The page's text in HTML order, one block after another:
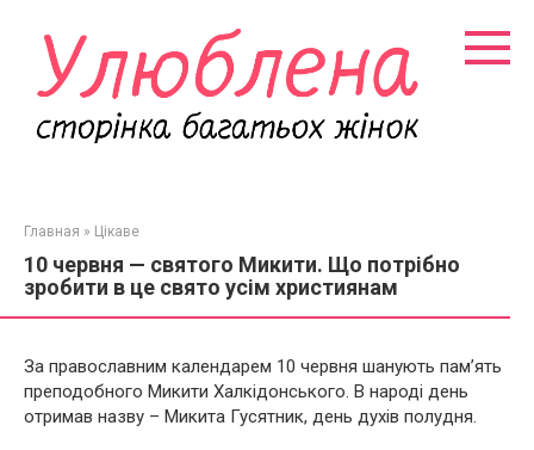
контенту
Главная » Цікаве
10 червня — святого Микити. Що потрібно
зробити в це свято усім християнам
За православним календарем 10 червня шанують пам’ять
преподобного Микити Халкідонського. В народі день
отримав назву – Микита Гусятник, день духів полудня.